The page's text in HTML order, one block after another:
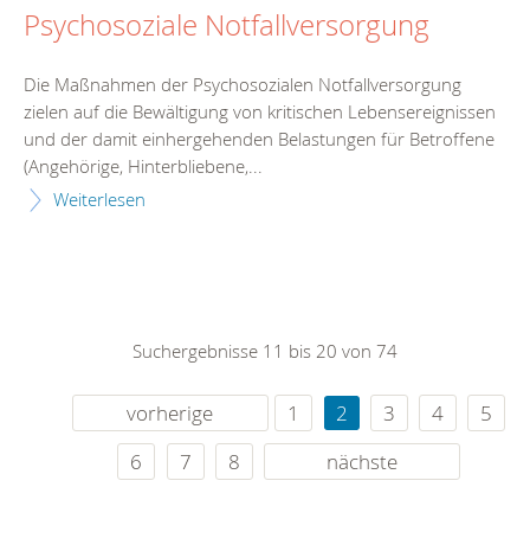
Psychosoziale Notfallversorgung
Die Maßnahmen der Psychosozialen Notfallversorgung
zielen auf die Bewältigung von kritischen Lebensereignissen
und der damit einhergehenden Belastungen für Betroffene
(Angehörige, Hinterbliebene,...
Weiterlesen
Suchergebnisse 11 bis 20 von 74
vorherige 1 2 3 4
5
6
7 8 nächste